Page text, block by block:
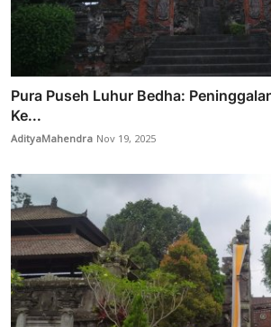
Pura Puseh Luhur Bedha:
Ke...
AdityaMahendra Nov 19, 2025